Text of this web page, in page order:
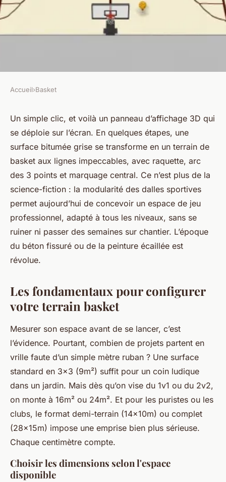
Créer un terrain de basket
adapté à tous les niveaux
Marcel• 01/04/2026 19:31•8 min de lecture
Accueil›Basket
Un simple clic, et voilà un panneau d’affichage 3D qui
se déploie sur l’écran. En quelques étapes, une
surface bitumée grise se transforme en un terrain de
basket aux lignes impeccables, avec raquette, arc
des 3 points et marquage central. Ce n’est plus de la
science-fiction : la modularité des dalles sportives
permet aujourd’hui de concevoir un espace de jeu
professionnel, adapté à tous les niveaux, sans se
ruiner ni passer des semaines sur chantier. L’époque
du béton fissuré ou de la peinture écaillée est
révolue.
Les fondamentaux pour configurer
votre terrain basket
Mesurer son espace avant de se lancer, c’est
l’évidence. Pourtant, combien de projets partent en
vrille faute d’un simple mètre ruban ? Une surface
standard en 3x3 (9m²) suffit pour un coin ludique
dans un jardin. Mais dès qu’on vise du 1v1 ou du 2v2,
on monte à 16m² ou 24m². Et pour les puristes ou les
clubs, le format demi-terrain (14x10m) ou complet
(28x15m) impose une emprise bien plus sérieuse.
Chaque centimètre compte.
Choisir les dimensions selon l'espace
disponible